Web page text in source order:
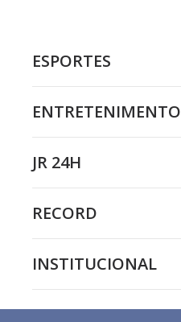
ESPORTES
ENTRETENIMENTO
JR 24H
RECORD
INSTITUCIONAL